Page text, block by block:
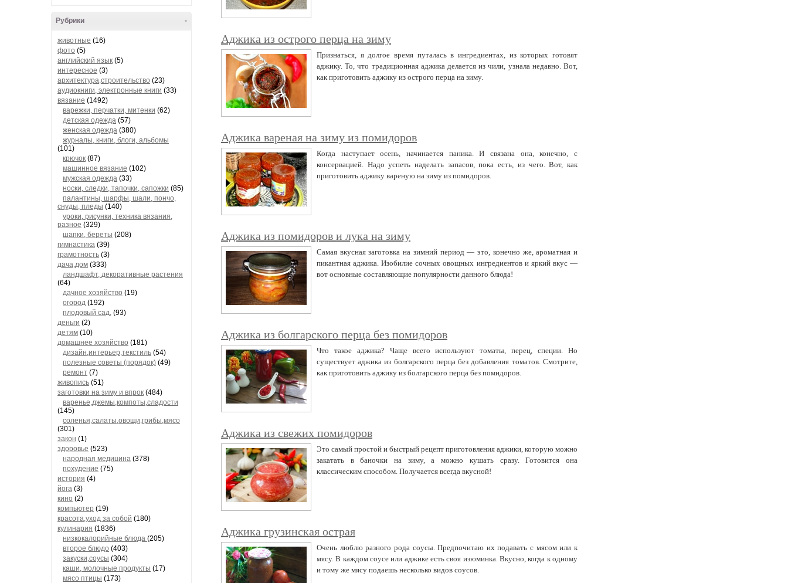
-
Рубрики
животные (16)
фото (5)
английский язык (5)
интересное (3)
архитектура,строительство (23)
аудиокниги, электронные книги (33)
вязание (1492)
варежки, перчатки, митенки (62)
детская одежда (57)
женская одежда (380)
журналы, книги, блоги, альбомы
(101)
крючок (87)
машинное вязание (102)
мужская одежда (33)
носки, следки, тапочки, сапожки (85)
палантины, шарфы, шали, пончо,
снуды, пледы (140)
уроки, рисунки, техника вязания,
разное (329)
шапки, береты (208)
гимнастика (39)
грамотность (3)
дача,дом (333)
ландшафт, декоративные растения
(64)
дачное хозяйство (19)
огород (192)
плодовый сад, (93)
деньги (2)
детям (10)
домашнее хозяйство (181)
дизайн,интерьер,текстиль (54)
полезные советы (порядок) (49)
ремонт (7)
живопись (51)
заготовки на зиму и впрок (484)
варенье,джемы,компоты,сладости
(145)
соленья,салаты,овощи,грибы,мясо
(301)
закон (1)
здоровье (523)
народная медицина (378)
похудение (75)
история (4)
йога (3)
кино (2)
компьютер (19)
красота,уход за собой (180)
кулинария (1836)
низкокалорийные блюда (205)
второе блюдо (403)
закуски,соусы (304)
каши, молочные продукты (17)
мясо птицы (173)
Аджика из острого перца на зиму
Признаться, я долгое время путалась в ингредиентах, из которых готовят
аджику. То, что традиционная аджика делается из чили, узнала недавно. Вот,
как приготовить аджику из острого перца на зиму.
Аджика вареная на зиму из помидоров
Когда наступает осень, начинается паника. И связана она, конечно, с
консервацией. Надо успеть наделать запасов, пока есть, из чего. Вот, как
приготовить аджику вареную на зиму из помидоров.
Аджика из помидоров и лука на зиму
Самая вкусная заготовка на зимний период — это, конечно же, ароматная и
пикантная аджика. Изобилие сочных овощных ингредиентов и яркий вкус —
вот основные составляющие популярности данного блюда!
Аджика из болгарского перца без помидоров
Что такое аджика? Чаще всего используют томаты, перец, специи. Но
существует аджика из болгарского перца без добавления томатов. Смотрите,
как приготовить аджику из болгарского перца без помидоров.
Аджика из свежих помидоров
Это самый простой и быстрый рецепт приготовления аджики, которую можно
закатать в баночки на зиму, а можно кушать сразу. Готовится она
классическим способом. Получается всегда вкусной!
Аджика грузинская острая
Очень люблю разного рода соусы. Предпочитаю их подавать с мясом или к
мясу. В каждом соусе или аджике есть своя изюминка. Вкусно, когда к одному
и тому же мясу подаешь несколько видов соусов.